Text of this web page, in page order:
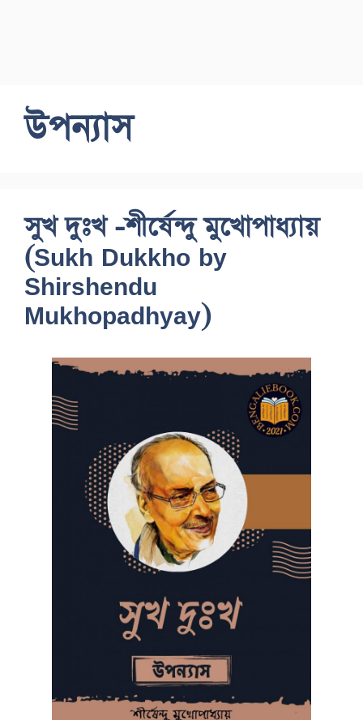
উপন্যাস
সুখ দুঃখ -শীর্ষেন্দু মুখোপাধ্যায়
(Sukh Dukkho by
Shirshendu
Mukhopadhyay)